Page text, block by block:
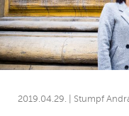
2019.04.29. | Stumpf